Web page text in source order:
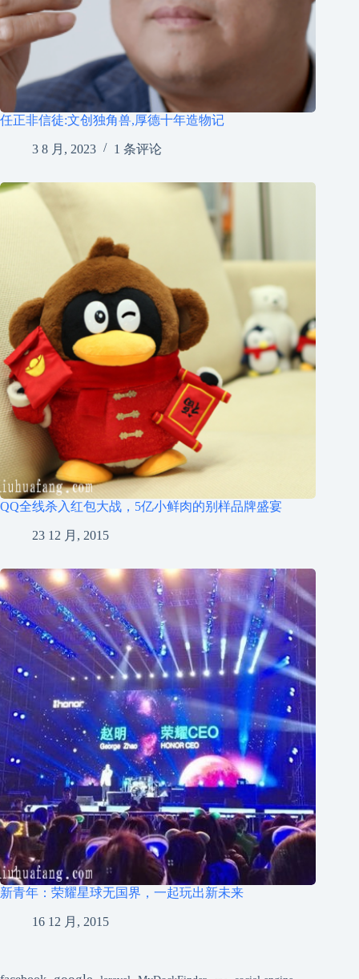
任正非信徒:文创独角兽,厚德十年造物记
3 8 月, 2023 1 条评论
QQ全线杀入红包大战，5亿小鲜肉的别样品牌盛宴
23 12 月, 2015
新青年：荣耀星球无国界，一起玩出新未来
16 12 月, 2015